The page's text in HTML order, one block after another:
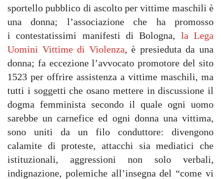
sportello pubblico di ascolto per vittime maschili è
una donna; l’associazione che ha promosso
i contestatissimi manifesti di Bologna, la Lega
Uomini Vittime di Violenza, è presieduta da una
donna; fa eccezione l’avvocato promotore del sito
1523 per offrire assistenza a vittime maschili, ma
tutti i soggetti che osano mettere in discussione il
dogma femminista secondo il quale ogni uomo
sarebbe un carnefice ed ogni donna una vittima,
sono uniti da un filo conduttore: divengono
calamite di proteste, attacchi sia mediatici che
istituzionali, aggressioni non solo verbali,
indignazione, polemiche all’insegna del “come vi